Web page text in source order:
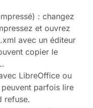
: changez
et ouvrez
avec un éditeur
copier le
LibreOffice ou
parfois lire
refuse.